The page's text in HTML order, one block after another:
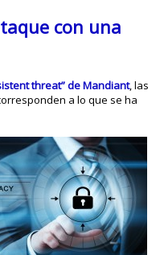
con una
threat” de Mandiant, las
a lo que se ha